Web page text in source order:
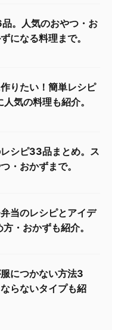
。人気のおやつ・お
になる料理まで。
りたい！簡単レシピ
気の料理も紹介。
シピ33品まとめ。ス
・おかずまで。
当のレシピとアイデ
・おかずも紹介。
につかない方法3
らないタイプも紹